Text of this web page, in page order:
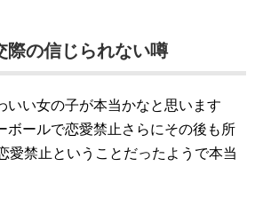
際の信じられない噂
いい女の子が本当かなと思います
ボールで恋愛禁止さらにその後も所
愛禁止ということだったようで本当